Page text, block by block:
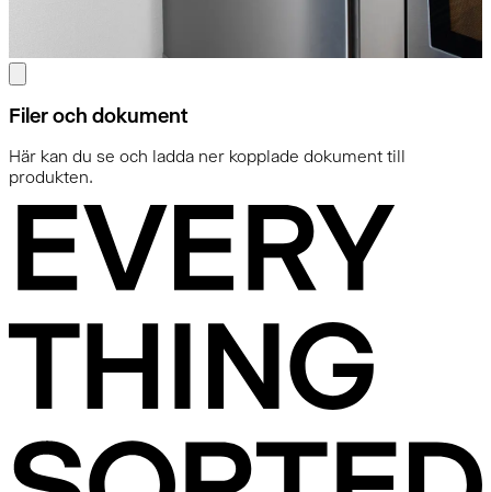
Filer och dokument
Här kan du se och ladda ner kopplade dokument till
produkten.